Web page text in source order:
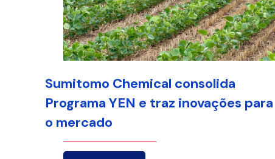
Sumitomo Chemical consolida
Programa YEN e traz inovações para
o mercado